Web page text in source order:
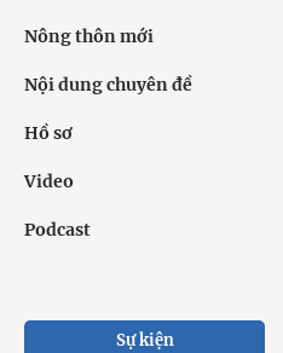
Nông thôn mới
Nội dung chuyên đề
Hồ sơ
Video
Podcast
Sự kiện